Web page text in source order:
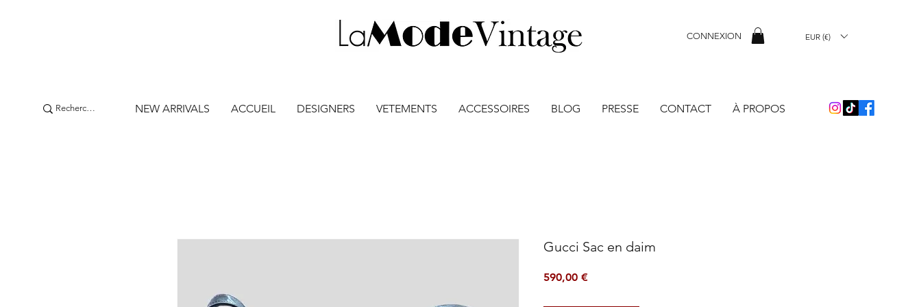
CONNEXION EUR (€)
NEW ARRIVALS ACCUEIL DESIGNERS VETEMENTS ACCESSOIRES BLOG PRESSE CONTACT À PROPOS
Gucci Sac en daim
590,00 €Prix